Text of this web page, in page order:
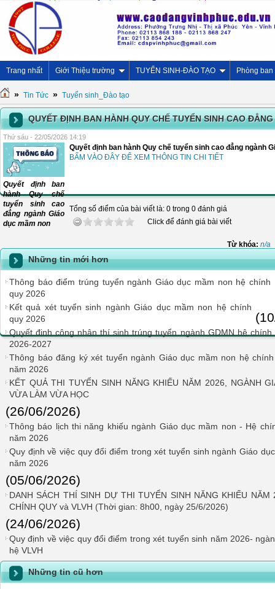
Trang nhất Giới Thiệu trường TUYỂN SINH-ĐÀO TẠO Phòng ban
» Tin Tức » Tuyển sinh_Đào tạo
QUYẾT ĐỊNH BAN HÀNH QUY CHẾ TUYỂN SINH CAO
Thứ sáu - 22/05/2026 14:19
Quyết định ban
hành Quy chế
tuyển sinh cao
đẳng ngành Giáo
dục mầm non
Quyết định ban hành Quy chế tuyển sinh cao đẳng ngành
BẤM VÀO ĐÂY ĐỂ XEM THÔNG TIN CHI TIẾT
Tổng số điểm của bài viết là: 0 trong 0 đánh giá
Click để đánh giá bài viết
Từ khóa: n/a
Những tin mới hơn
Thông báo điểm trúng tuyển ngành Giáo dục mầm non hệ chính
quy 2026
Kết quả xét tuyển sinh ngành Giáo dục mầm non hệ chính
quy 2026
Quyết định công nhận thí sinh trúng tuyển ngành GDMN hệ
2026-2027
Thông báo đăng ký xét tuyển ngành Giáo dục mầm non hệ
năm 2026
KẾT QUẢ THI TUYỂN SINH NĂNG KHIẾU NĂM 2026, NGÀNH
VỪA LÀM VỪA HỌC
(26/06/2026)
Thông báo lịch thi năng khiếu ngành Giáo dục mầm non - Hệ
năm 2026
Quy định về việc quy đổi điểm trong xét tuyển sinh ngành Giáo
năm 2026
(05/06/2026)
DANH SÁCH THÍ SINH DỰ THI TUYỂN SINH NĂNG KHIẾU
CHÍNH QUY và VLVH (Thời gian: 8h00, ngày 25/6/2026)
(24/06/2026)
Quy định về việc quy đổi điểm trong xét tuyển sinh năm 2026-
hệ VLVH
Những tin cũ hơn